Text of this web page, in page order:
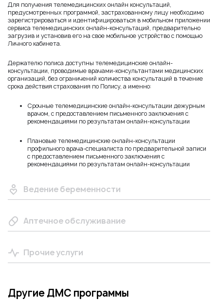
Для получения телемедицинских онлайн консультаций,
предусмотренных программой, застрахованному лицу необходимо
зарегистрироваться и идентифицироваться в мобильном приложении
сервиса телемедицинских онлайн-консультаций, предварительно
загрузив и установив его на свое мобильное устройство с помощью
Личного кабинета.
Держателю полиса доступны телемедицинские онлайн-
консультации, проводимые врачами-консультантами медицинских
организаций, без ограничений количества консультаций в течение
срока действия страхования по Полису, а именно:
Срочные телемедицинские онлайн-консультации дежурным
врачом, с предоставлением письменного заключения с
рекомендациями по результатам онлайн-консультации
Плановые телемедицинские онлайн-консультации
профильного врача-специалиста по предварительной записи
с предоставлением письменного заключения с
рекомендациями по результатам онлайн-консультации
Ведение беременности
Аптечное обслуживание
Прочие услуги
Другие ДМС программы